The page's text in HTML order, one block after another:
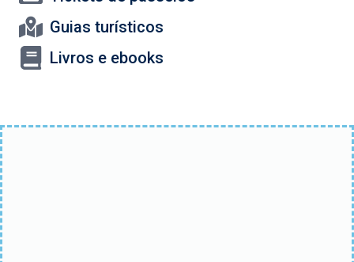
Guias turísticos
Livros e ebooks